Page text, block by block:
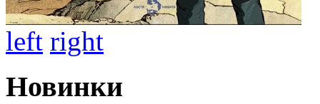
left right
Новинки